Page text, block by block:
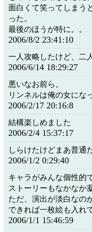
面白くて笑ってしまう
った。
最後のほうが特に。。
2006/8/2 23:41:10
一人攻略したけど、二
2006/6/14 18:29:27
悪いなお前ら。
リンネルは俺の女にな
2006/2/17 20:16:8
結構楽しめました
2006/2/4 15:37:17
しらけたけどまあ普通
2006/1/2 0:29:40
キャラがみんな個性的
ストーリーもなかなか
ただ、演出が淡白なの
できれば一枚絵も入れ
2006/1/1 15:46:59